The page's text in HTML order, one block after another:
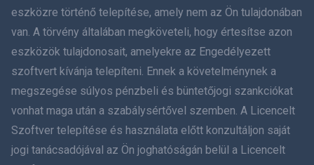
Dansk
हिंदी
עברית
Română
eszközre történő telepítése, amely nem az Ön tulajdonában
van. A törvény általában megköveteli, hogy értesítse azon
eszközök tulajdonosait, amelyekre az Engedélyezett
szoftvert kívánja telepíteni. Ennek a követelménynek a
megszegése súlyos pénzbeli és büntetőjogi szankciókat
vonhat maga után a szabálysértővel szemben. A Licencelt
Szoftver telepítése és használata előtt konzultáljon saját
jogi tanácsadójával az Ön joghatóságán belül a Licencelt